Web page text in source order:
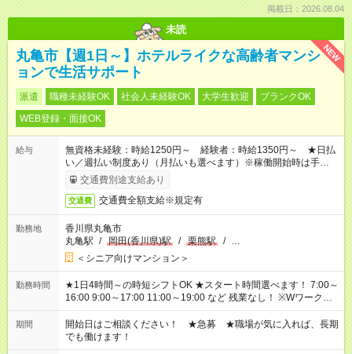
掲載日：2026.08.04
未読
NEW
丸亀市【週1日～】ホテルライクな高齢者マンシ
ョンで生活サポート
派遣 職種未経験OK 社会人未経験OK 大学生歓迎
ブランクOK
WEB登録・面接OK
給与
無資格未経験：時給1250円～ 経験者：時給1350円～ ★日払
い／週払い制度あり（月払いも選べます）※稼働開始時は手続き
完了次第のお支払いとなります。
交通費別途支給あり
交通費 交通費全額支給※規定有
勤務地
香川県丸亀市
丸亀駅 / 岡田(香川県)駅 / 栗熊駅 / …
＜シニア向けマンション＞
勤務時間
★1日4時間～の時短シフトOK ★スタート時間選べます！ 7:00～
16:00 9:00～17:00 11:00～19:00 など 残業なし！ ※Wワークの
場合、他のお仕事と合わせ週40時間超の就業はご案内できませ
ん ※法令に基づき、週20時間以上勤務は社会保険への加入対象
となります ※労働者派遣法（日雇い派遣の原則禁止）により、
短時間・短期間の就業はご案内が難しい場合があります
期間
開始日はご相談ください！ ★急募 ★職場が気に入れば、長期
でも働けます！